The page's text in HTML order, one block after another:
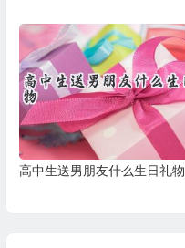
高中生送男朋友什么生日礼物